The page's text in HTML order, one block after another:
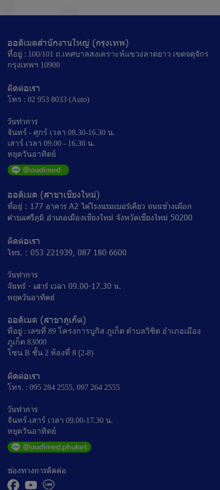
ออดิเมดสำนักงานใหญ่ (กรุงเทพ)
ที่อยู่ : 100/101 ถ.เทศบาลสงเคราะห์แขวงลาดยาว เขตจตุจักร
กรุงเทพฯ 10900
ติดต่อเรา
โทร : 02 953 8033 (Auto)
วันทำการ
จันทร์ - ศุกร์ เวลา 08.30-16.30 น.
เสาร์ เวลา 09.00 - 16.30 น.
หยุดวันอาทิตย์
ออดิเมด (สาขาเชียงใหม่)
ที่อยู่ : 177 อาคาร A2 ไต้โรงแรมเบอร์เคียว ถนนช้างเผือก
ตำบลศรีภูมิ อำเภอเมืองเชียงใหม่ จังหวัดเชียงใหม่ 50200
ติดต่อเรา
โทร. : 053 221939, 087 180 6600
วันทำการ
จันทร์ - เสาร์ เวลา 09.00-17.30 น.
หยุดวันอาทิตย์
ออดิเมด (สาขาภูเก็ต)
ที่อยู่ : เลขที่ 89 โครงการบูกิส ภูเก็ต ตำบลวิชิต อำเภอเมือง
ภูเก็ต 83000
โซน B ชั้น 2 ห้องที่ 8 (ฺ2-8)
ติดต่อเรา
โทร. : 095 284 2555, 097 264 2555
วันทำการ
จันทร์-เสาร์ เวลา 09.00-17.30 น.
หยุดวันอาทิตย์
ช่องทางการติดต่อ